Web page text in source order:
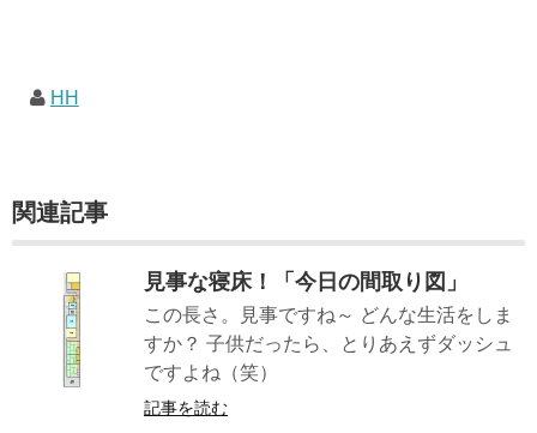
HH
関連記事
見事な寝床！「今日の間取り図」
この長さ。見事ですね～ どんな生活をしま
すか？ 子供だったら、とりあえずダッシュ
ですよね（笑）
記事を読む